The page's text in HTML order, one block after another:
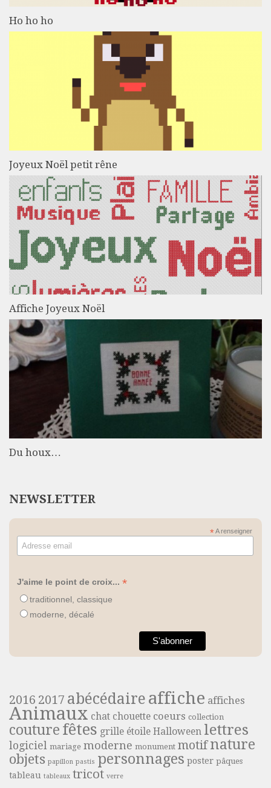
Ho ho ho
Joyeux Noël petit rêne
Affiche Joyeux Noël
Du houx…
NEWSLETTER
*A renseigner
J'aime le point de croix... *
traditionnel, classique
moderne, décalé
2016 2017 abécédaire affiche affiches
Animaux chat chouette coeurs collection
couture fêtes grille étoile Halloween lettres
logiciel mariage moderne monument motif nature
objets papillon pastis personnages poster pâques
tableau tableaux tricot verre